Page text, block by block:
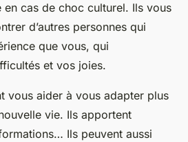
en cas de choc culturel. Ils vous
d’autres personnes qui
que vous, qui
et vos joies.
vous aider à vous adapter plus
vie. Ils apportent
Ils peuvent aussi